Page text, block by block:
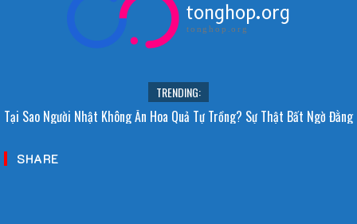
tonghop.org
tonghop.org
TRENDING:
Tại Sao Người Nhật Không Ăn Hoa Quả Tự Trồng? Sự Thật Bất Ngờ Đằng
SHARE